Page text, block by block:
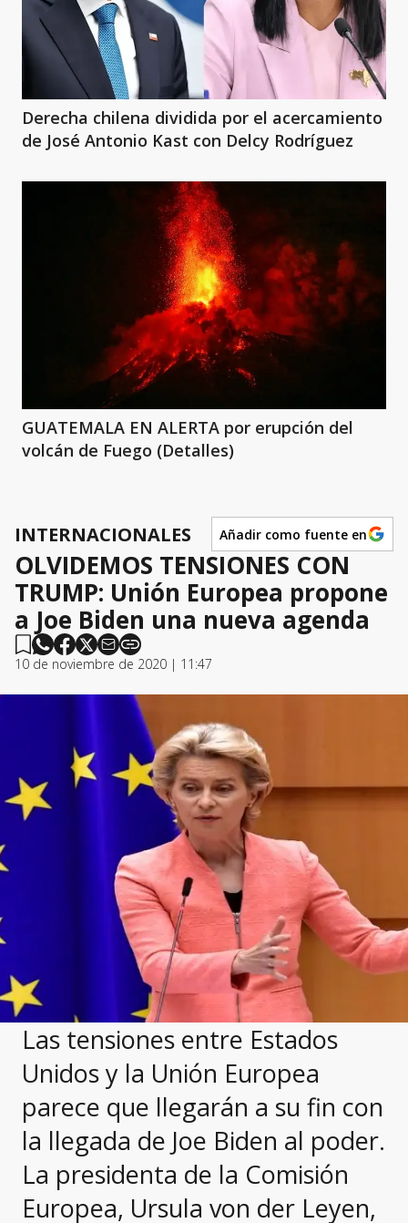
Derecha chilena dividida por el acercamiento
de José Antonio Kast con Delcy Rodríguez
GUATEMALA EN ALERTA por erupción del
volcán de Fuego (Detalles)
INTERNACIONALES Añadir como fuente en
OLVIDEMOS TENSIONES CON
TRUMP: Unión Europea propone
a Joe Biden una nueva agenda
10 de noviembre de 2020 | 11:47
Las tensiones entre Estados
Unidos y la Unión Europea
parece que llegarán a su fin con
la llegada de Joe Biden al poder.
La presidenta de la Comisión
Europea, Ursula von der Leyen,